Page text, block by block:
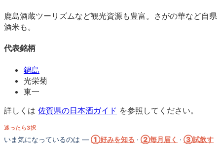
鹿島酒蔵ツーリズムなど観光資源も豊富。さがの華など自県
酒米も。
代表銘柄
鍋島
光栄菊
東一
詳しくは 佐賀県の日本酒ガイド を参照してください。
迷ったら3択
いま気になっているのは — ①好みを知る · ②毎月届く · ③試飲す